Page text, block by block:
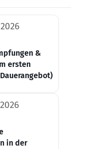
&
ersten
in der